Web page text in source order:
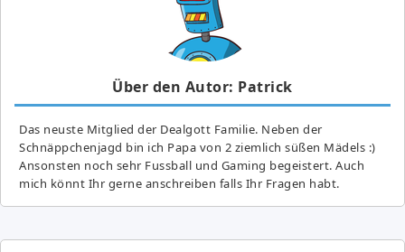
Über den Autor: Patrick
Das neuste Mitglied der Dealgott Familie. Neben der
Schnäppchenjagd bin ich Papa von 2 ziemlich süßen Mädels :)
Ansonsten noch sehr Fussball und Gaming begeistert. Auch
mich könnt Ihr gerne anschreiben falls Ihr Fragen habt.